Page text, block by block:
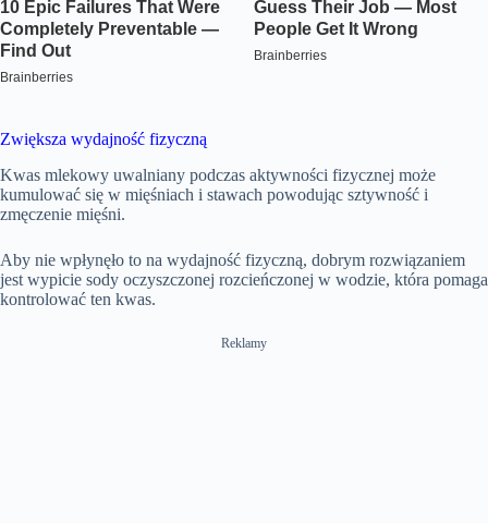
Zwiększa wydajność fizyczną
Kwas mlekowy uwalniany podczas aktywności fizycznej może
kumulować się w mięśniach i stawach powodując sztywność i
zmęczenie mięśni.
Aby nie wpłynęło to na wydajność fizyczną, dobrym rozwiązaniem
jest wypicie sody oczyszczonej rozcieńczonej w wodzie, która pomaga
kontrolować ten kwas.
Reklamy